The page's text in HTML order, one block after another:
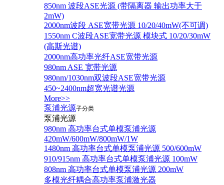
850nm 波段ASE光源 (带隔离器 输出功率大于
2mW)
2000nm波段 ASE宽带光源 10/20/40mW(不可调)
1550nm C波段ASE宽带光源 模块式 10/20/30mW
(高斯光谱)
2000nm高功率光纤ASE宽带光源
980nm ASE 宽带光源
980nm/1030nm双波段ASE宽带光源
450~2400nm超宽光谱光源
More>>
泵浦光源子分类
泵浦光源
980nm 高功率台式单模泵浦光源
420mW/600mW/800mW/1W
1480nm 高功率台式单模泵浦光源 500/600mW
910/915nm 高功率台式单模泵浦光源 100mW
808nm 高功率台式单模泵浦光源 200mW
多模光纤耦合高功率泵浦激光器